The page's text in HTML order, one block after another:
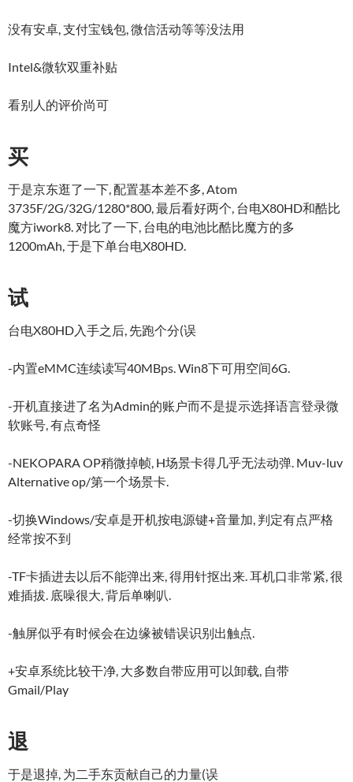
没有安卓, 支付宝钱包, 微信活动等等没法用
Intel&微软双重补贴
看别人的评价尚可
买
于是京东逛了一下, 配置基本差不多, Atom
3735F/2G/32G/1280*800, 最后看好两个, 台电X80HD和酷比
魔方iwork8. 对比了一下, 台电的电池比酷比魔方的多
1200mAh, 于是下单台电X80HD.
试
台电X80HD入手之后, 先跑个分(误
-内置eMMC连续读写40MBps. Win8下可用空间6G.
-开机直接进了名为Admin的账户而不是提示选择语言登录微
软账号, 有点奇怪
-NEKOPARA OP稍微掉帧, H场景卡得几乎无法动弹. Muv-luv
Alternative op/第一个场景卡.
-切换Windows/安卓是开机按电源键+音量加, 判定有点严格
经常按不到
-TF卡插进去以后不能弹出来, 得用针抠出来. 耳机口非常紧, 很
难插拔. 底噪很大, 背后单喇叭.
-触屏似乎有时候会在边缘被错误识别出触点.
+安卓系统比较干净, 大多数自带应用可以卸载, 自带
Gmail/Play
退
于是退掉, 为二手东贡献自己的力量(误